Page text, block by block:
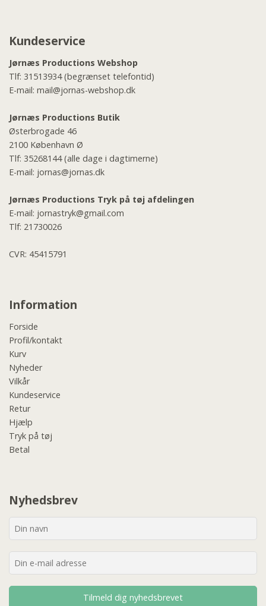
Kundeservice
Jørnæs Productions Webshop
Tlf: 31513934(begrænset telefontid)
E-mail: mail@jornas-webshop.dk
Jørnæs Productions Butik
Østerbrogade 46
2100 København Ø
Tlf: 35268144(alle dage i dagtimerne)
E-mail: jornas@jornas.dk
Jørnæs Productions Tryk på tøj afdelingen
E-mail: jornastryk@gmail.com
Tlf: 21730026
CVR: 45415791
Information
Forside
Profil/kontakt
Kurv
Nyheder
Vilkår
Kundeservice
Retur
Hjælp
Tryk på tøj
Betal
Nyhedsbrev